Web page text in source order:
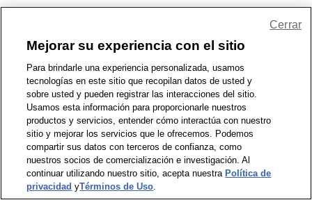
Accesibilidad |
Política de Privacidad
WA Privacy Policy Mapa del sitio
Mejorar su experiencia con el sitio
Para brindarle una experiencia personalizada, usamos
tecnologías en este sitio que recopilan datos de usted y
sobre usted y pueden registrar las interacciones del sitio.
Usamos esta información para proporcionarle nuestros
productos y servicios, entender cómo interactúa con nuestro
sitio y mejorar los servicios que le ofrecemos. Podemos
compartir sus datos con terceros de confianza, como
nuestros socios de comercialización e investigación. Al
continuar utilizando nuestro sitio, acepta nuestra Política de
privacidad yTérminos de Uso.
Cerrar